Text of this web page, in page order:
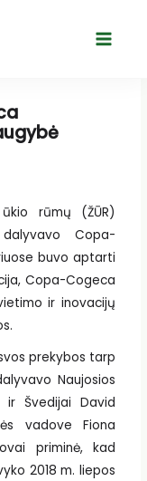
Main
rūmų (ŽŪR)
Copa-
buvo aptarti
Copa-Cogeca
ir inovacijų
prekybos tarp
Naujosios
ir Švedijai David
vadove Fiona
priminė, kad
2018 m. liepos